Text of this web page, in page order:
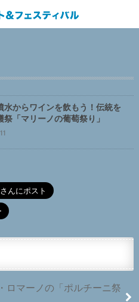
水からワインを飲もう！伝統を
祭「マリーノの葡萄祭り」
ロマーノの「ポルチーニ祭